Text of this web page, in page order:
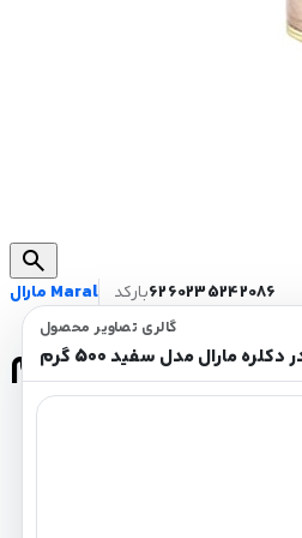
search
گالری تصاویر محصول
دکلره مارال مدل سفید 500 گرم
مارال Maral بارکد6260235242086
500 گرم